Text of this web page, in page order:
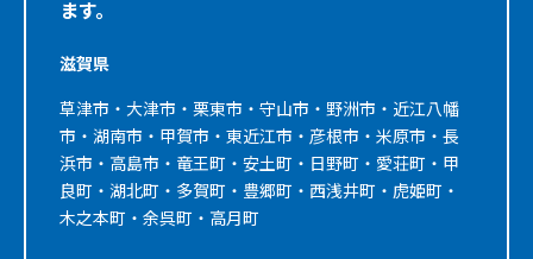
ます。
滋賀県
草津市・大津市・栗東市・守山市・野洲市・近江八幡
市・湖南市・甲賀市・東近江市・彦根市・米原市・長
浜市・高島市・竜王町・安土町・日野町・愛荘町・甲
良町・湖北町・多賀町・豊郷町・西浅井町・虎姫町・
木之本町・余呉町・高月町